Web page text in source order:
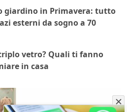
giardino in Primavera: tutto
esterni da sogno a 70
vetro? Quali ti fanno
in casa